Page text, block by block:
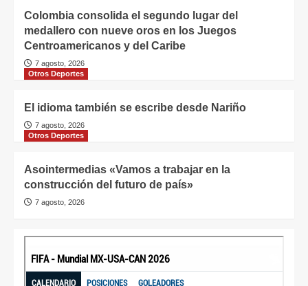
Colombia consolida el segundo lugar del
medallero con nueve oros en los Juegos
Centroamericanos y del Caribe
7 agosto, 2026
Otros Deportes
El idioma también se escribe desde Nariño
7 agosto, 2026
Otros Deportes
Asointermedias «Vamos a trabajar en la
construcción del futuro de país»
7 agosto, 2026